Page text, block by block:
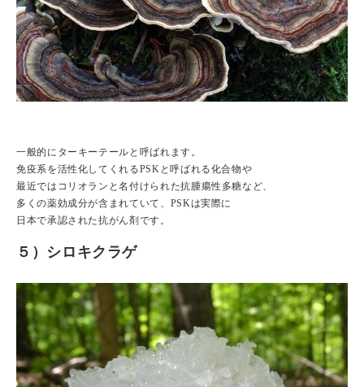
一般的にターキーテールと呼ばれます。
免疫系を活性化してくれるPSKと呼ばれる化合物や
最近ではコリオランと名付けられた抗腫瘍性多糖など、
多くの薬効成分が含まれていて、PSKは実際に
日本で承認された抗がん剤です。
５）シロキクラゲ